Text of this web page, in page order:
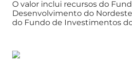
O valor inclui recursos do
Desenvolvimento do
do Fundo de Investimentos